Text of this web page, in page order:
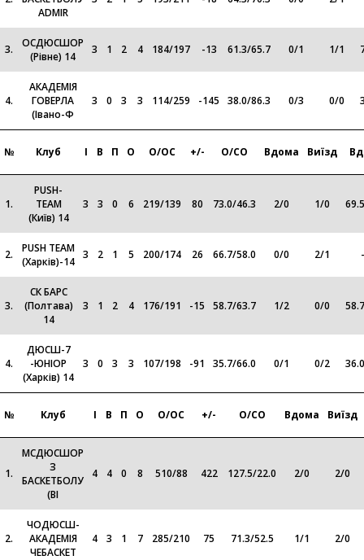
ADMIR
3.
ОСДЮСШОР
(Рівне) 14
3 1 2 4 184/197 -13 61.3/65.7 0/1 1/1
4.
АКАДЕМІЯ
ГОВЕРЛА
(Івано-Ф
3 0 3 3 114/259 -145 38.0/86.3 0/3 0/0
№ Клуб І В П О О/ОС +/- О/СО Вдома Виїзд
1.
PUSH-
TEAM
(Київ) 14
3 3 0 6 219/139 80 73.0/46.3 2/0 1/0 69.5
2.
PUSH TEAM
(Харків)-14
3 2 1 5 200/174 26 66.7/58.0 0/0 2/1
3.
СК БАРС
(Полтава)
14
3 1 2 4 176/191 -15 58.7/63.7 1/2 0/0 58.7
4.
ДЮСШ-7
-ЮНІОР
(Харків) 14
3 0 3 3 107/198 -91 35.7/66.0 0/1 0/2 36.0
№ Клуб І В П О О/ОС +/- О/СО Вдома Виїзд
1.
МСДЮСШОР
З
БАСКЕТБОЛУ
(ВІ
4 4 0 8 510/88 422 127.5/22.0 2/0 2/0
2.
ЧОДЮСШ-
АКАДЕМІЯ
ЧЕБАСКЕТ
4 3 1 7 285/210 75 71.3/52.5 1/1 2/0